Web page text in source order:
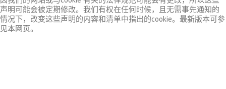
声明可能会被定期修改。我们有权在任何时候，且无需事先通知的
情况下，改变这些声明的内容和清单中指出的cookie。最新版本可参
见本网页。